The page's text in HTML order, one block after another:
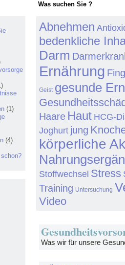
(1)
(4)
Was suchen Sie ?
Abnehmen
bedenkliche
Darm
Ernährung
Geist gesunde
Haare Haut HCG-
Joghurt jung
körperliche
Stoffwechsel Stress
Training Untersuchung
Video
Was wir für unsere